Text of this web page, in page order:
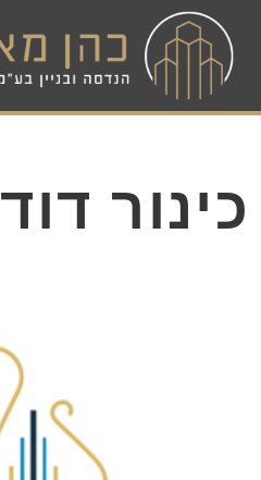
כינור דוד